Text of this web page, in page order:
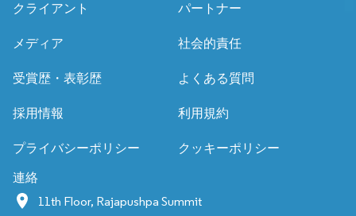
クライアント パートナー
メディア 社会的責任
受賞歴・表彰歴 よくある質問
採用情報 利用規約
プライバシーポリシー クッキーポリシー
連絡
11th Floor, Rajapushpa Summit